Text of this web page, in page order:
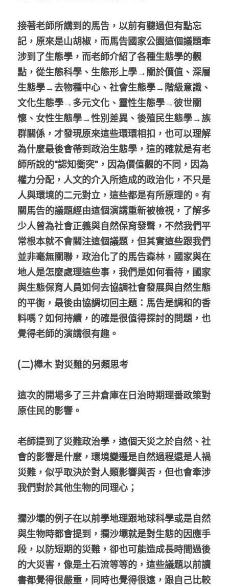
接著老師所講到的馬告，以前有聽過但有點忘
記，原來是山胡椒，而馬告國家公園這個議題牽
涉到了生態學，而老師介紹了各種生態學的觀
點，從生態科學、生態形上學→關於價值、深層
生態學→去物種中心、社會生態學→階級意識、
文化生態學→多元文化、靈性生態學→彼世關
懷、女性生態學→性別差異、後殖民生態學→族
群關係，才發現原來這些環環相扣，也可以理解
為什麼最後會帶到政治生態學，這的確就是有老
師所說的"認知衝突"，因為價值觀的不同，因為
權力分配，人文的介入所造成的政治化，不只是
人與環境的二元對立，這些都是有所原理的。有
關馬告的議題經由這個演講重新被檢視，了解多
少人曾為社會正義與自然保育發聲，不然我們平
常根本就不會關注這個議題，但其實這些跟我們
並非毫無關聯，政治化了的馬告森林，國家與在
地人是怎麼處理這些事，我們是如何看待，國家
與生態保育人員如何去協調社會發展與自然生態
的平衡，最後由協調切回主題：馬告是調和的香
料嗎？如何持續，的確是很值得探討的問題，也
覺得老師的演講很有趣。
(二)櫸木 對災難的另類思考
這次的開場多了三井倉庫在日治時期理番政策對
原住民的影響。
老師提到了災難政治學，這個天災之於自然、社
會的影響是什麼，環境變遷是自然過程還是人禍
災難，似乎取決於對人類影響與否，但也會牽涉
我們對於其他生物的同理心；
攔沙壩的例子在以前學地理跟地球科學或是自然
與生物時都會提到，攔沙壩就是對生態的因應手
段，以防短期的災難，卻也可能造成長時間過後
的大災害，像是土石流等等的，這些議題以前讀
書都覺得很嚴重，同時也覺得很遠，跟自己比較